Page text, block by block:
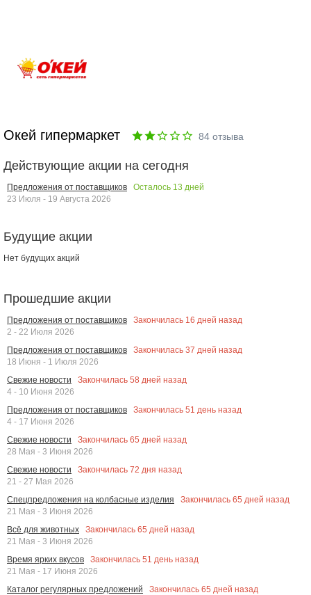
Окей гипермаркет 84 отзыва
Действующие акции на сегодня
Предложения от поставщиков Осталось 13 дней
23 Июля - 19 Августа 2026
Будущие акции
Нет будущих акций
Прошедшие акции
Предложения от поставщиков Закончилась 16 дней назад
2 - 22 Июля 2026
Предложения от поставщиков
Закончилась 37 дней назад
18 Июня - 1 Июля 2026
Свежие новости
Закончилась 58 дней назад
4 - 10 Июня 2026
Предложения от поставщиков
Закончилась 51 день назад
4 - 17 Июня 2026
Свежие новости
Закончилась 65 дней назад
28 Мая - 3 Июня 2026
Свежие новости
Закончилась 72 дня назад
21 - 27 Мая 2026
Спецпредложения на колбасные изделия
Закончилась 65 дней назад
21 Мая - 3 Июня 2026
Всё для животных
Закончилась 65 дней назад
21 Мая - 3 Июня 2026
Время ярких вкусов
Закончилась 51 день назад
21 Мая - 17 Июня 2026
Каталог регулярных предложений
Закончилась 65 дней назад